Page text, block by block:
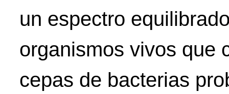
un espectro
organismos vivos que
cepas de bacterias